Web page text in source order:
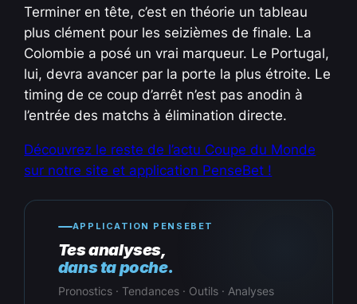
Terminer en tête, c’est en théorie un tableau
plus clément pour les seizièmes de finale. La
Colombie a posé un vrai marqueur. Le Portugal,
lui, devra avancer par la porte la plus étroite. Le
timing de ce coup d’arrêt n’est pas anodin à
l’entrée des matchs à élimination directe.
Découvrez le reste de l’actu Coupe du Monde
sur notre site et application PenseBet !
APPLICATION PENSEBET
Tes analyses,
dans ta poche.
Pronostics · Tendances · Outils · Analyses